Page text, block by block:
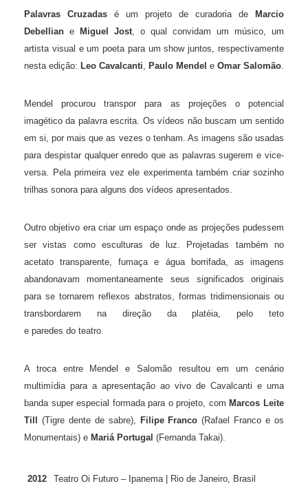
Palavras Cruzadas é um projeto de curadoria de
Marcio
Debellian e Miguel Jost, o qual convidam um músico, um
artista visual e um poeta para um show juntos, respectivamente
nesta edição: Leo Cavalcanti, Paulo Mendel e Omar Salomão.
Mendel procurou transpor para as projeções o potencial
imagético da palavra escrita. Os vídeos não buscam um sentido
em si, por mais que as vezes o tenham. As imagens são usadas
para despistar qualquer enredo que as palavras sugerem e vice-
versa. Pela primeira vez ele experimenta também criar sozinho
trilhas sonora para alguns dos vídeos apresentados.
Outro objetivo era criar um espaço onde as projeções pudessem
ser vistas como esculturas de luz. Projetadas também no
acetato transparente, fumaça e água borrifada, as imagens
abandonavam momentaneamente seus significados originais
para se tornarem reflexos abstratos, formas tridimensionais ou
transbordarem na direção da platéia, pelo teto
e paredes do teatro.
A troca entre Mendel e Salomão resultou em um cenário
multimídia para a apresentação ao vivo de Cavalcanti e uma
banda super especial formada para o projeto, com Marcos Leite
Till
(Tigre dente de sabre), Filipe Franco (Rafael Franco e os
Monumentais) e Mariá Portugal (Fernanda Takai).
2012 Teatro Oi Futuro – Ipanema | Rio de Janeiro, Brasil